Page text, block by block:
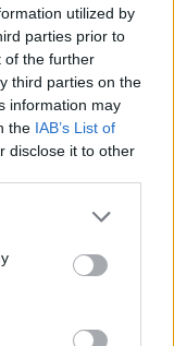
utilized by
parties prior to
of the further
third parties on the
information may
the IAB’s List of
disclose it to other
Márta
és Aukciósház
Balaton utca 8.
475 6000 +361
és műtárgyak,
Hagyatékok és
Árveréseinkre